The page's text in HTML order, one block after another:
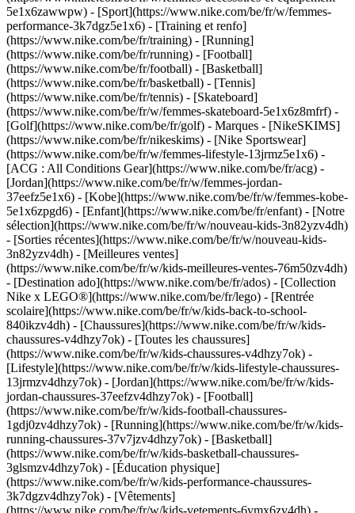
5e1x6zawwpw) - [Sport](https://www.nike.com/be/fr/w/femmes-
performance-3k7dgz5e1x6) - [Training et renfo]
(https://www.nike.com/be/fr/training) - [Running]
(https://www.nike.com/be/fr/running) - [Football]
(https://www.nike.com/be/fr/football) - [Basketball]
(https://www.nike.com/be/fr/basketball) - [Tennis]
(https://www.nike.com/be/fr/tennis) - [Skateboard]
(https://www.nike.com/be/fr/w/femmes-skateboard-5e1x6z8mfrf) -
[Golf](https://www.nike.com/be/fr/golf) - Marques - [NikeSKIMS]
(https://www.nike.com/be/fr/nikeskims) - [Nike Sportswear]
(https://www.nike.com/be/fr/w/femmes-lifestyle-13jrmz5e1x6) -
[ACG : All Conditions Gear](https://www.nike.com/be/fr/acg) -
[Jordan](https://www.nike.com/be/fr/w/femmes-jordan-
37eefz5e1x6) - [Kobe](https://www.nike.com/be/fr/w/femmes-kobe-
5e1x6zpgd6) - [Enfant](https://www.nike.com/be/fr/enfant) - [Notre
sélection](https://www.nike.com/be/fr/w/nouveau-kids-3n82yzv4dh)
- [Sorties récentes](https://www.nike.com/be/fr/w/nouveau-kids-
3n82yzv4dh) - [Meilleures ventes]
(https://www.nike.com/be/fr/w/kids-meilleures-ventes-76m50zv4dh)
- [Destination ado](https://www.nike.com/be/fr/ados) - [Collection
Nike x LEGO®](https://www.nike.com/be/fr/lego) - [Rentrée
scolaire](https://www.nike.com/be/fr/w/kids-back-to-school-
840ikzv4dh) - [Chaussures](https://www.nike.com/be/fr/w/kids-
chaussures-v4dhzy7ok) - [Toutes les chaussures]
(https://www.nike.com/be/fr/w/kids-chaussures-v4dhzy7ok) -
[Lifestyle](https://www.nike.com/be/fr/w/kids-lifestyle-chaussures-
13jrmzv4dhzy7ok) - [Jordan](https://www.nike.com/be/fr/w/kids-
jordan-chaussures-37eefzv4dhzy7ok) - [Football]
(https://www.nike.com/be/fr/w/kids-football-chaussures-
1gdj0zv4dhzy7ok) - [Running](https://www.nike.com/be/fr/w/kids-
running-chaussures-37v7jzv4dhzy7ok) - [Basketball]
(https://www.nike.com/be/fr/w/kids-basketball-chaussures-
3glsmzv4dhzy7ok) - [Éducation physique]
(https://www.nike.com/be/fr/w/kids-performance-chaussures-
3k7dgzv4dhzy7ok) - [Vêtements]
(https://www.nike.com/be/fr/w/kids-vetements-6ymx6zv4dh) -